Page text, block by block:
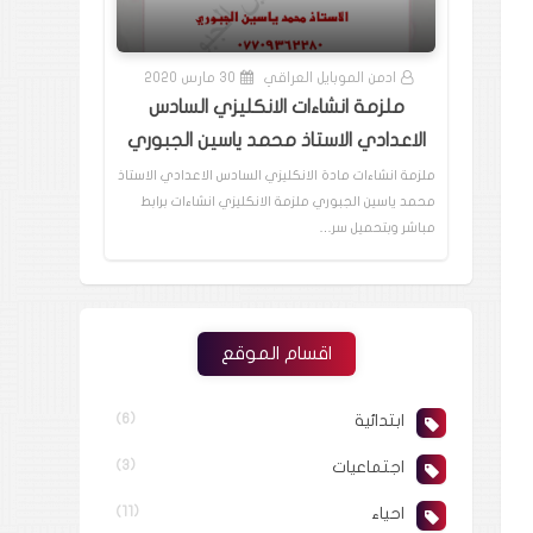
ادمن الموبايل العراقي 30 مارس 2020
ملزمة انشاءات الانكليزي السادس
الاعدادي الاستاذ محمد ياسين الجبوري
ملزمة انشاءات مادة الانكليزي السادس الاعدادي الاستاذ
محمد ياسين الجبوري ملزمة الانكليزي انشاءات برابط
مباشر وبتحميل سر…
اقسام الموقع
ابتدائية (6)
اجتماعيات (3)
احياء (11)